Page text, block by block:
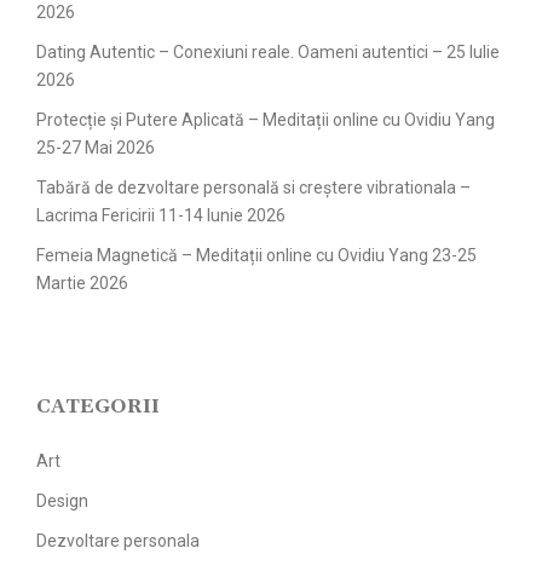
2026
Dating Autentic – Conexiuni reale. Oameni autentici – 25 Iulie
2026
Protecție și Putere Aplicată – Meditații online cu Ovidiu Yang
25-27 Mai 2026
Tabără de dezvoltare personală si creștere vibrationala –
Lacrima Fericirii 11-14 Iunie 2026
Femeia Magnetică – Meditații online cu Ovidiu Yang 23-25
Martie 2026
CATEGORII
Art
Design
Dezvoltare personala